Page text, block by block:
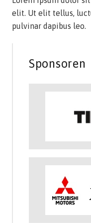
elit. Ut elit tellus,
pulvinar dapibus leo.
Sponsoren